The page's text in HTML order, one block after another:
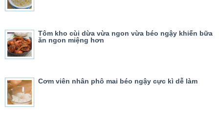
Tôm kho cùi dừa vừa ngon vừa béo ngậy khiến bữa
ăn ngon miệng hơn
Cơm viên nhân phô mai béo ngậy cực kì dễ làm